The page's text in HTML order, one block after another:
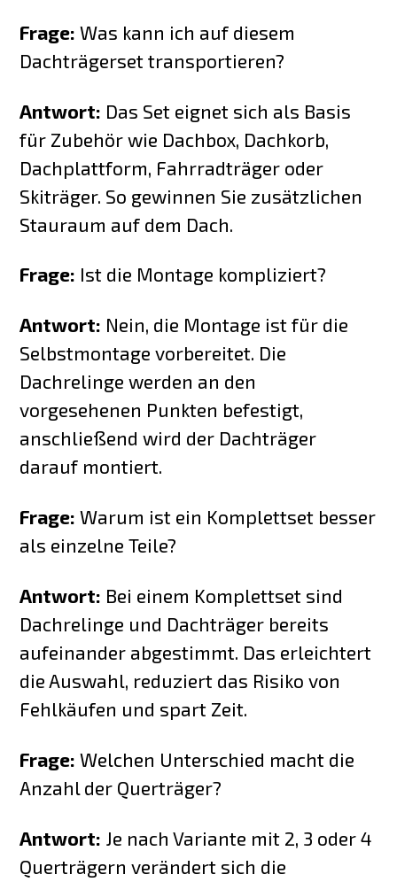
Frage: Was kann ich auf diesem
Dachträgerset transportieren?
Antwort: Das Set eignet sich als Basis
für Zubehör wie Dachbox, Dachkorb,
Dachplattform, Fahrradträger oder
Skiträger. So gewinnen Sie zusätzlichen
Stauraum auf dem Dach.
Frage: Ist die Montage kompliziert?
Antwort: Nein, die Montage ist für die
Selbstmontage vorbereitet. Die
Dachrelinge werden an den
vorgesehenen Punkten befestigt,
anschließend wird der Dachträger
darauf montiert.
Frage: Warum ist ein Komplettset besser
als einzelne Teile?
Antwort: Bei einem Komplettset sind
Dachrelinge und Dachträger bereits
aufeinander abgestimmt. Das erleichtert
die Auswahl, reduziert das Risiko von
Fehlkäufen und spart Zeit.
Frage: Welchen Unterschied macht die
Anzahl der Querträger?
Antwort: Je nach Variante mit 2, 3 oder 4
Querträgern verändert sich die